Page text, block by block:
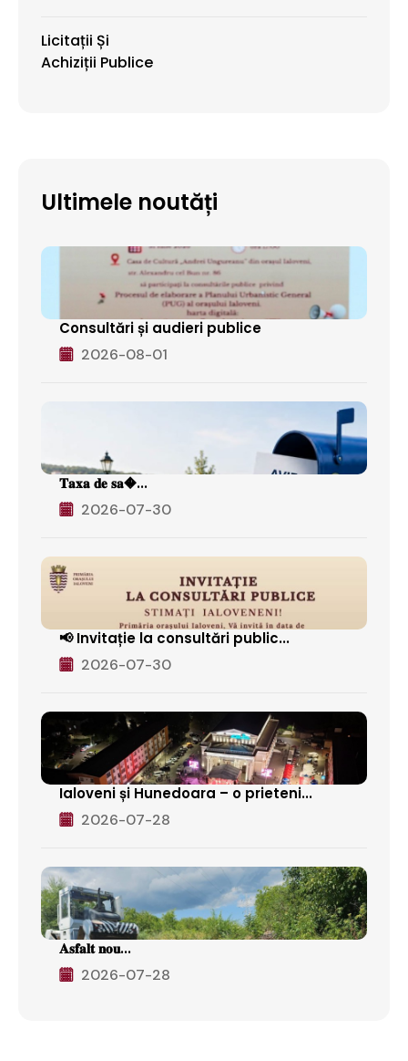
Licitații Și
Achiziții Publice
Ultimele noutăți
Consultări și audieri publice
2026-08-01
𝐓𝐚𝐱𝐚 𝐝𝐞 𝐬𝐚�...
2026-07-30
📢 Invitație la consultări public...
2026-07-30
Ialoveni și Hunedoara – o prieteni...
2026-07-28
𝐀𝐬𝐟𝐚𝐥𝐭 𝐧𝐨𝐮...
2026-07-28